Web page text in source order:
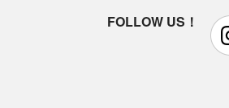
FOLLOW US！